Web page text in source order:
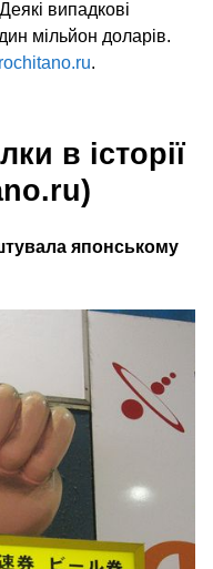
випадкові
мільйон доларів.
.
в історії
японському